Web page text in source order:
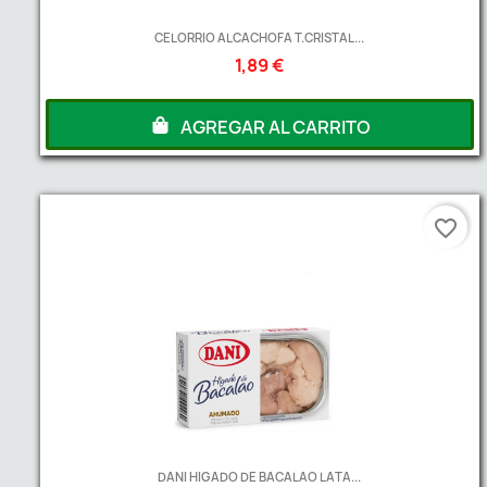
CELORRIO ALCACHOFA T.CRISTAL...
1,89 €
AGREGAR AL CARRITO
DANI HIGADO DE BACALAO LATA...
favorite_border